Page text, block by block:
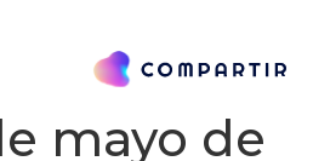
mayo de